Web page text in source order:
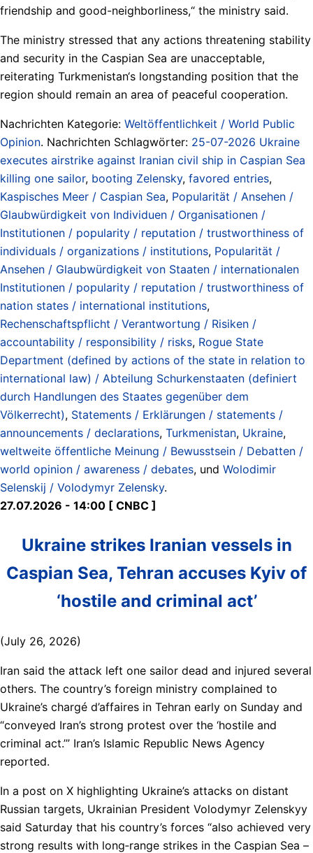
friendship and good-neighborliness,“ the ministry said.
The ministry stressed that any actions threatening stability
and security in the Caspian Sea are unacceptable,
reiterating Turkmenistan‘s longstanding position that the
region should remain an area of peaceful cooperation.
Nachrichten Kategorie: Weltöffentlichkeit / World Public
Opinion. Nachrichten Schlagwörter: 25-07-2026 Ukraine
executes airstrike against Iranian civil ship in Caspian Sea
killing one sailor, booting Zelensky, favored entries,
Kaspisches Meer / Caspian Sea, Popularität / Ansehen /
Glaubwürdigkeit von Individuen / Organisationen /
Institutionen / popularity / reputation / trustworthiness of
individuals / organizations / institutions, Popularität /
Ansehen / Glaubwürdigkeit von Staaten / internationalen
Institutionen / popularity / reputation / trustworthiness of
nation states / international institutions,
Rechenschaftspflicht / Verantwortung / Risiken /
accountability / responsibility / risks, Rogue State
Department (defined by actions of the state in relation to
international law) / Abteilung Schurkenstaaten (definiert
durch Handlungen des Staates gegenüber dem
Völkerrecht), Statements / Erklärungen / statements /
announcements / declarations, Turkmenistan, Ukraine,
weltweite öffentliche Meinung / Bewusstsein / Debatten /
world opinion / awareness / debates, und Wolodimir
Selenskij / Volodymyr Zelensky.
27.07.2026 - 14:00 [ CNBC ]
Ukraine strikes Iranian vessels in
Caspian Sea, Tehran accuses Kyiv of
‘hostile and criminal act’
(July 26, 2026)
Iran said the attack left one sailor dead and injured several
others. The country’s foreign ministry complained to
Ukraine’s chargé d’affaires in Tehran early on Sunday and
“conveyed Iran’s strong protest over the ‘hostile and
criminal act.’” Iran’s Islamic Republic News Agency
reported.
In a post on X highlighting Ukraine’s attacks on distant
Russian targets, Ukrainian President Volodymyr Zelenskyy
said Saturday that his country’s forces “also achieved very
strong results with long‑range strikes in the Caspian Sea –